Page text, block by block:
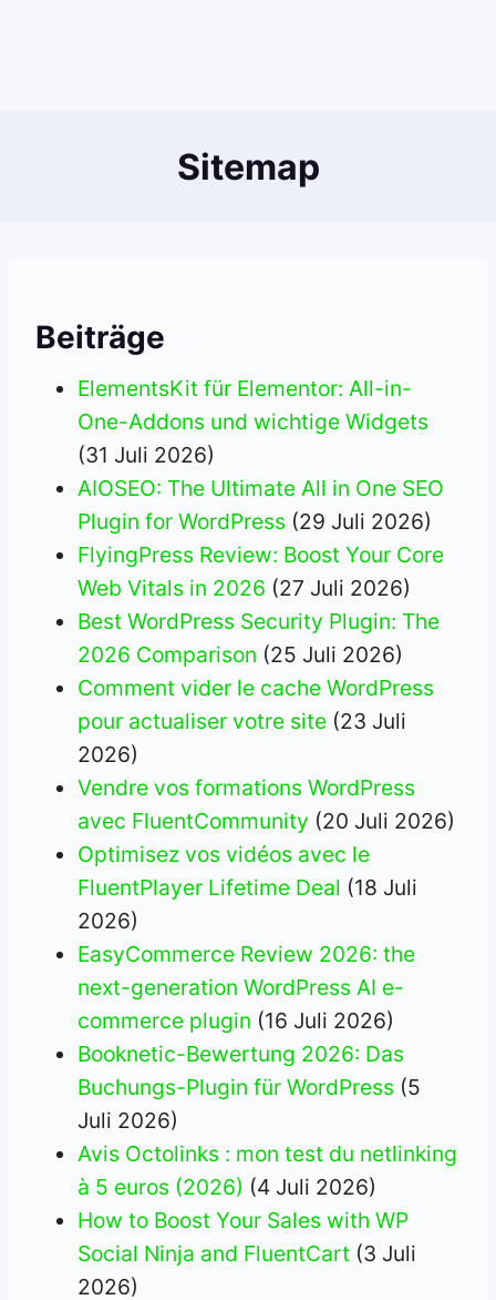
Sitemap
Beiträge
ElementsKit für Elementor: All-in-
One-Addons und wichtige Widgets
(31 Juli 2026)
AIOSEO: The Ultimate All in One SEO
Plugin for WordPress (29 Juli 2026)
FlyingPress Review: Boost Your Core
Web Vitals in 2026 (27 Juli 2026)
Best WordPress Security Plugin: The
2026 Comparison (25 Juli 2026)
Comment vider le cache WordPress
pour actualiser votre site (23 Juli
2026)
Vendre vos formations WordPress
avec FluentCommunity (20 Juli 2026)
Optimisez vos vidéos avec le
FluentPlayer Lifetime Deal (18 Juli
2026)
EasyCommerce Review 2026: the
next-generation WordPress AI e-
commerce plugin (16 Juli 2026)
Booknetic-Bewertung 2026: Das
Buchungs-Plugin für WordPress (5
Juli 2026)
Avis Octolinks : mon test du netlinking
à 5 euros (2026) (4 Juli 2026)
How to Boost Your Sales with WP
Social Ninja and FluentCart (3 Juli
2026)